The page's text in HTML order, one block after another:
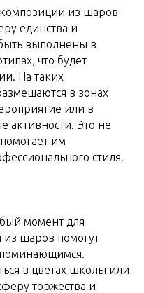
из шаров
единства и
выполнены в
что будет
На таких
в зонах
или в
активности. Это не
им
стиля.
момент для
шаров помогут
в цветах школы или
торжества и